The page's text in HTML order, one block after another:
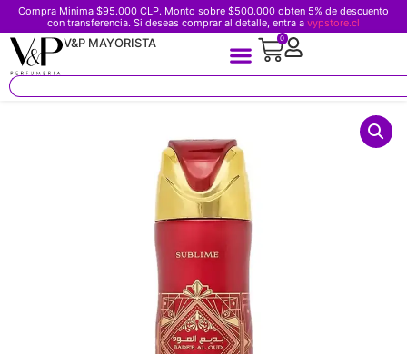
Compra Minima $95.000 CLP. Monto sobre $500.000 obten 5% de descuento
con transferencia. Si deseas comprar al detalle, entra a vypstore.cl
V&P MAYORISTA 0